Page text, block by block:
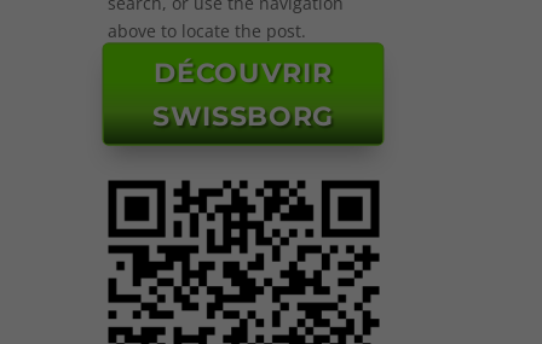
above to locate the post.
DÉCOUVRIR
SWISSBORG